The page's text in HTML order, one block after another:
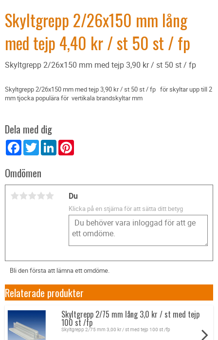
Skyltgrepp 2/26x150 mm lång
med tejp 4,40 kr / st 50 st / fp
Skyltgrepp 2/26x150 mm med tejp 3,90 kr / st 50 st / fp
Skyltgrepp 2/26x150 mm med tejp 3,90 kr / st 50 st / fp för skyltar upp till 2
mm tjocka populära för vertikala brandskyltar mm
Dela med dig
FacebookTwitter LinkedIn
Omdömen
Du
Klicka på en stjärna för att sätta ditt betyg
Bli den första att lämna ett omdöme.
Relaterade produkter
Skyltgrepp 2/75 mm lång 3,0 kr / st med tejp
100 st /fp
Skyltgrepp 2/75 mm 3,00 kr / st med tejp 100 st /fp